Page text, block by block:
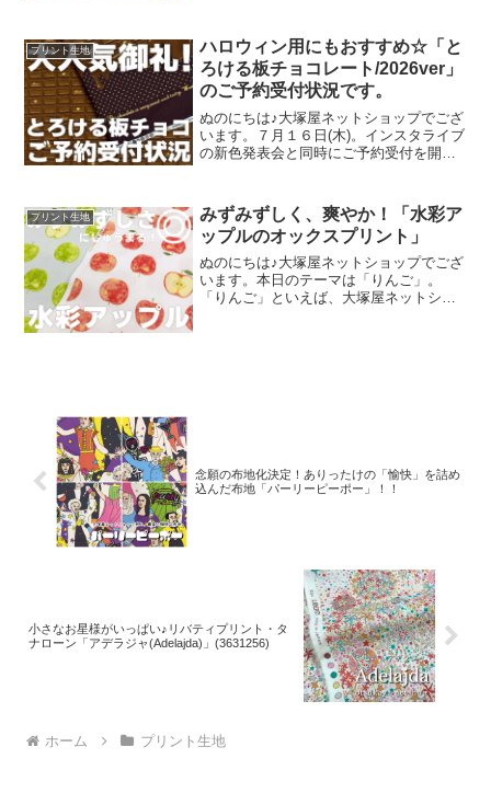
開されています。cotori cotori
プリント生地
ハロウィン用にもおすすめ☆「と
ろける板チョコレート/2026ver」
のご予約受付状況です。
ぬのにちは♪大塚屋ネットショップでござ
います。７月１６日(木)。インスタライブ
の新色発表会と同時にご予約受付を開始
ョン。「復刻カラー３色」と「新色３
色」の全６色にて展
プリント生地
みずみずしく、爽やか！「水彩ア
ップルのオックスプリント」
ぬのにちは♪大塚屋ネットショップでござ
います。本日のテーマは「りんご」。
「りんご」といえば、大塚屋ネットショ
念願の布地化決定！ありったけの「愉快」を詰め
込んだ布地「パーリーピーポー」！！
小さなお星様がいっぱい♪リバティプリント・タ
ナローン「アデラジャ(Adelajda)」(3631256)
ホーム プリント生地